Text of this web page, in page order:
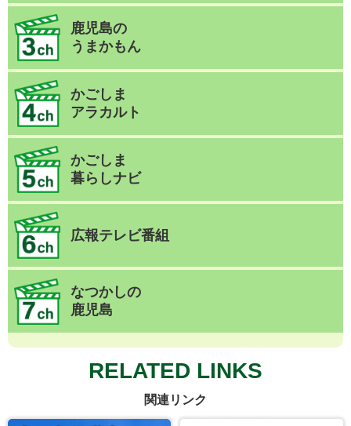
鹿児島の
うまかもん
かごしま
アラカルト
かごしま
暮らしナビ
広報テレビ番組
なつかしの
鹿児島
RELATED LINKS
関連リンク